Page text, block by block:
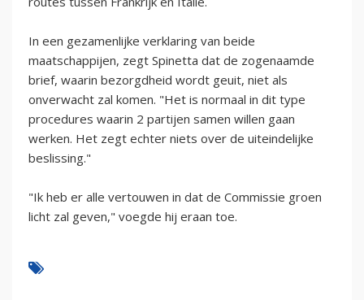
In een gezamenlijke verklaring van beide
maatschappijen, zegt Spinetta dat de zogenaamde
brief, waarin bezorgdheid wordt geuit, niet als
onverwacht zal komen. "Het is normaal in dit type
procedures waarin 2 partijen samen willen gaan
werken. Het zegt echter niets over de uiteindelijke
beslissing."
"Ik heb er alle vertouwen in dat de Commissie groen
licht zal geven," voegde hij eraan toe.